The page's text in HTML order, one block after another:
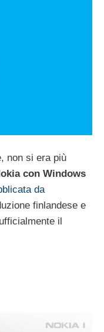
non si era più
con Windows
da
finlandese e
il